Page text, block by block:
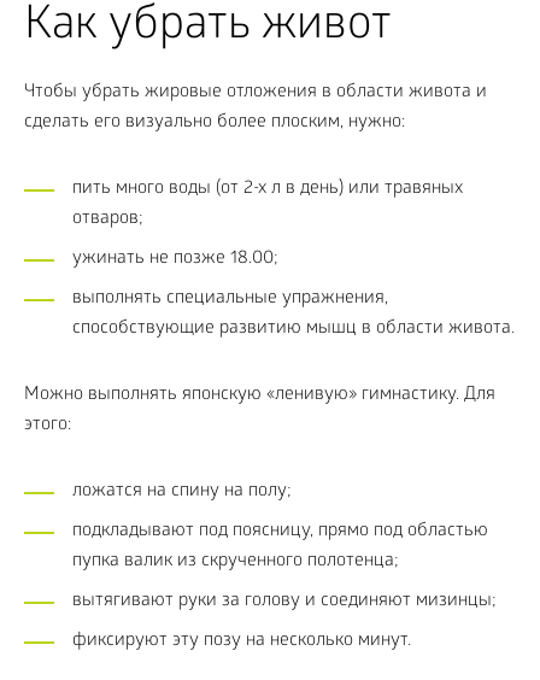
Как убрать живот
Чтобы убрать жировые отложения в области живота и
сделать его визуально более плоским, нужно:
пить много воды (от 2-х л в день) или травяных
отваров;
ужинать не позже 18.00;
выполнять специальные упражнения,
способствующие развитию мышц в области живота.
Можно выполнять японскую «ленивую» гимнастику. Для
этого:
ложатся на спину на полу;
подкладывают под поясницу, прямо под областью
пупка валик из скрученного полотенца;
вытягивают руки за голову и соединяют мизинцы;
фиксируют эту позу на несколько минут.